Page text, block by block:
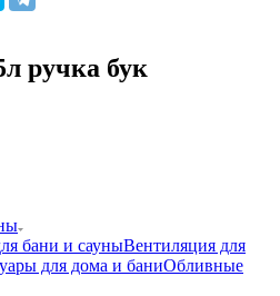
ручка бук
бани и сауныВентиляция для
для дома и баниОбливные